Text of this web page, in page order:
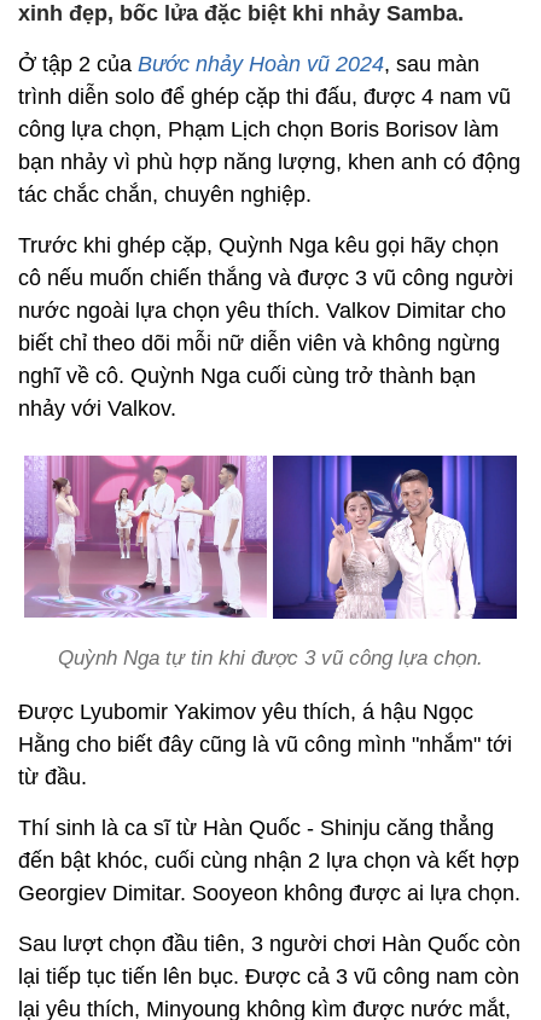
xinh đẹp, bốc lửa đặc biệt khi nhảy Samba.
Ở tập 2 của Bước nhảy Hoàn vũ 2024, sau màn
trình diễn solo để ghép cặp thi đấu, được 4 nam vũ
công lựa chọn, Phạm Lịch chọn Boris Borisov làm
bạn nhảy vì phù hợp năng lượng, khen anh có động
tác chắc chắn, chuyên nghiệp.
Trước khi ghép cặp, Quỳnh Nga kêu gọi hãy chọn
cô nếu muốn chiến thắng và được 3 vũ công người
nước ngoài lựa chọn yêu thích. Valkov Dimitar cho
biết chỉ theo dõi mỗi nữ diễn viên và không ngừng
nghĩ về cô. Quỳnh Nga cuối cùng trở thành bạn
nhảy với Valkov.
Quỳnh Nga tự tin khi được 3 vũ công lựa chọn.
Được Lyubomir Yakimov yêu thích, á hậu Ngọc
Hằng cho biết đây cũng là vũ công mình "nhắm" tới
từ đầu.
Thí sinh là ca sĩ từ Hàn Quốc - Shinju căng thẳng
đến bật khóc, cuối cùng nhận 2 lựa chọn và kết hợp
Georgiev Dimitar. Sooyeon không được ai lựa chọn.
Sau lượt chọn đầu tiên, 3 người chơi Hàn Quốc còn
lại tiếp tục tiến lên bục. Được cả 3 vũ công nam còn
lại yêu thích, Minyoung không kìm được nước mắt,